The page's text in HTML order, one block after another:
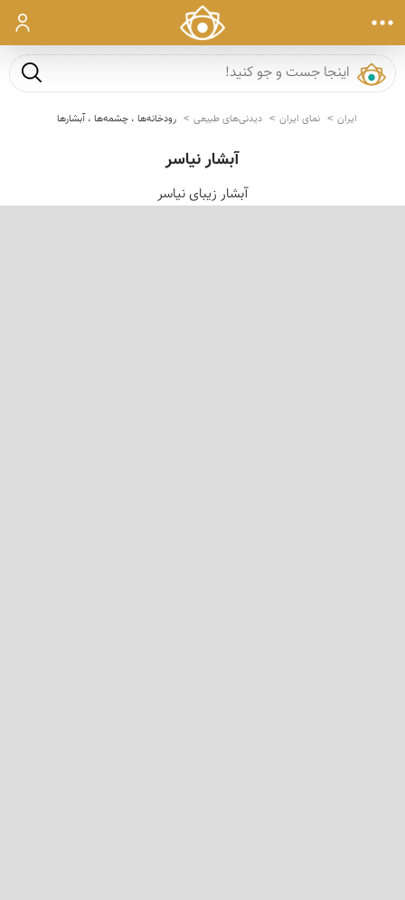
ورود
جست و
ایران نمای ایران دیدنی‌های طبیعی رودخانه‌ها ، چشمه‌ها ، آبشارها
آبشار نیاسر
آبشار زیبای نیاسر